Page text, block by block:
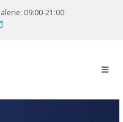
09:00-21:00